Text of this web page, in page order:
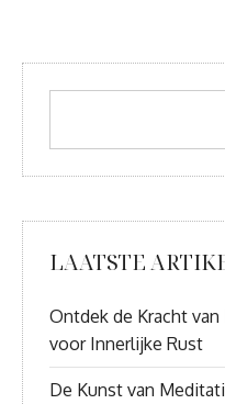
LAATSTE
Ontdek de Kracht
voor Innerlijke Rust
De Kunst van